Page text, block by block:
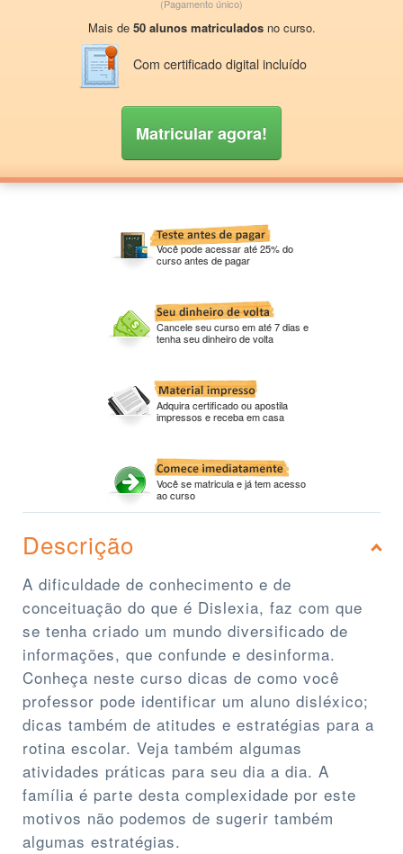
(Pagamento único)
Mais de 50 alunos matriculadosno curso.
Com certificado digital incluído
Matricular agora!
Você pode acessar até 25% do
curso antes de pagar
Cancele seu curso em até 7 dias e
tenha seu dinheiro de volta
Adquira certificado ou apostila
impressos e receba em casa
Você se matricula e já tem acesso
ao curso
Descrição
A dificuldade de conhecimento e de
conceituação do que é Dislexia, faz com que
se tenha criado um mundo diversificado de
informações, que confunde e desinforma.
Conheça neste curso dicas de como você
professor pode identificar um aluno disléxico;
dicas também de atitudes e estratégias para a
rotina escolar. Veja também algumas
atividades práticas para seu dia a dia. A
família é parte desta complexidade por este
motivos não podemos de sugerir também
algumas estratégias.